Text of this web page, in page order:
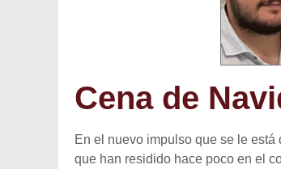
Cena de
En el nuevo impulso que se le
que han residido hace poco en el